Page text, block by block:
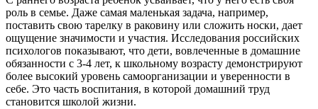
роль в семье. Даже самая маленькая задача, например,
поставить свою тарелку в раковину или сложить носки, дает
ощущение значимости и участия. Исследования российских
психологов показывают, что дети, вовлеченные в домашние
обязанности с 3-4 лет, к школьному возрасту демонстрируют
более высокий уровень самоорганизации и уверенности в
себе. Это часть воспитания, в которой домашний труд
становится школой жизни.